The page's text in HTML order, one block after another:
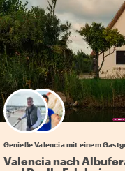
Wähle deinen
Genieße Valencia mit einem
Valencia nach